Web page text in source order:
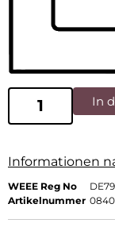
In
Informationen
WEEE Reg No
Artikelnummer